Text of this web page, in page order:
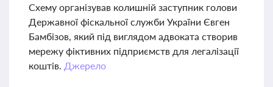
Схему організував колишній заступник голови
Державної фіскальної служби України Євген
Бамбізов, який під виглядом адвоката створив
мережу фіктивних підприємств для легалізації
коштів. Джерело